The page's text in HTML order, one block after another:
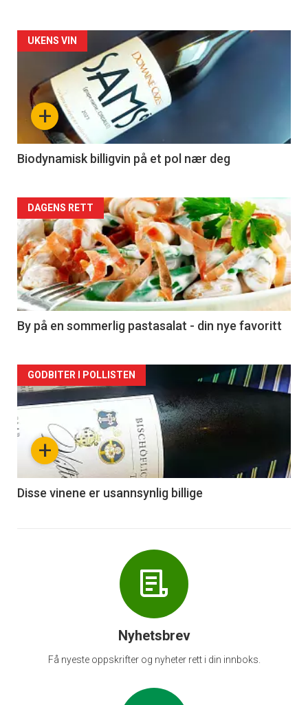
Forsiden
akkurat
nå
4
+
UKENS VIN
Biodynamisk billigvin på et pol nær deg
Forsiden
akkurat
nå
-
5
DAGENS RETT
By på en sommerlig pastasalat - din nye favoritt
Forsiden
akkurat
nå
6
+
GODBITER I POLLISTEN
Disse vinene er usannsynlig billige
Nyhetsbrev
Få nyeste oppskrifter og nyheter rett i din innboks.